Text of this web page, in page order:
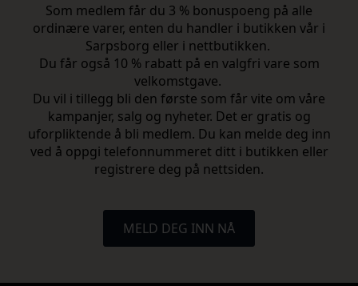
Som medlem får du 3 % bonuspoeng på alle
ordinære varer, enten du handler i butikken vår i
Sarpsborg eller i nettbutikken.
Du får også 10 % rabatt på en valgfri vare som
velkomstgave.
Du vil i tillegg bli den første som får vite om våre
kampanjer, salg og nyheter. Det er gratis og
uforpliktende å bli medlem. Du kan melde deg inn
ved å oppgi telefonnummeret ditt i butikken eller
registrere deg på nettsiden.
MELD DEG INN NÅ